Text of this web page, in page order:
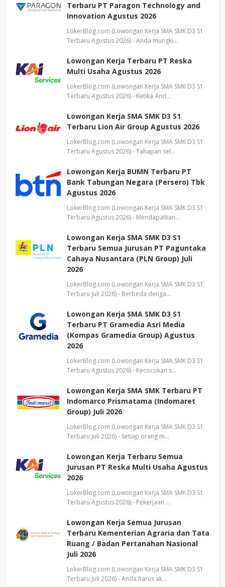
Terbaru PT Paragon Technology and
Innovation Agustus 2026
LokerBlog.com (Lowongan Kerja SMA SMK D3 S1
Terbaru Agustus 2026) - Anda mungki…
Lowongan Kerja Terbaru PT Reska
Multi Usaha Agustus 2026
LokerBlog.com (Lowongan Kerja SMA SMK D3 S1
Terbaru Agustus 2026) - Ketika And…
Lowongan Kerja SMA SMK D3 S1
Terbaru Lion Air Group Agustus 2026
LokerBlog.com (Lowongan Kerja SMA SMK D3 S1
Terbaru Agustus 2026) - Tahapan sel…
Lowongan Kerja BUMN Terbaru PT
Bank Tabungan Negara (Persero) Tbk
Agustus 2026
LokerBlog.com (Lowongan Kerja SMA SMK D3 S1
Terbaru Agustus 2026) - Mendapatkan…
Lowongan Kerja SMA SMK D3 S1
Terbaru Semua Jurusan PT Paguntaka
Cahaya Nusantara (PLN Group) Juli
2026
LokerBlog.com (Lowongan Kerja SMA SMK D3 S1
Terbaru Juli 2026) - Berbeda denga…
Lowongan Kerja SMA SMK D3 S1
Terbaru PT Gramedia Asri Media
(Kompas Gramedia Group) Agustus
2026
LokerBlog.com (Lowongan Kerja SMA SMK D3 S1
Terbaru Agustus 2026) - Kecocokan s…
Lowongan Kerja SMA SMK Terbaru PT
Indomarco Prismatama (Indomaret
Group) Juli 2026
LokerBlog.com (Lowongan Kerja SMA SMK D3 S1
Terbaru Juli 2026) - Setiap orang m…
Lowongan Kerja Terbaru Semua
Jurusan PT Reska Multi Usaha Agustus
2026
LokerBlog.com (Lowongan Kerja SMA SMK D3 S1
Terbaru Agustus 2026) - Pekerjaan …
Lowongan Kerja Semua Jurusan
Terbaru Kementerian Agraria dan Tata
Ruang / Badan Pertanahan Nasional
Juli 2026
LokerBlog.com (Lowongan Kerja SMA SMK D3 S1
Terbaru Juli 2026) - Anda harus ak…